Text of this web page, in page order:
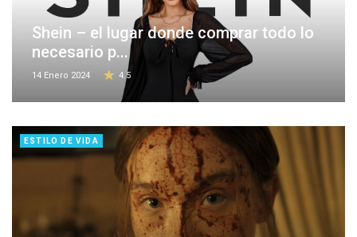
Shein – el lugar donde comprar todo lo
necesario p...
14 Enero 2024 4.5
ESTILO DE VIDA